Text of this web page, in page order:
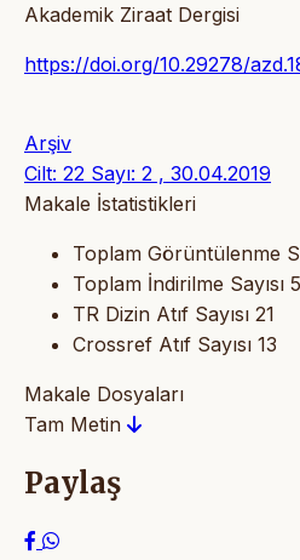
Akademik Ziraat Dergisi
https://doi.org/10.29278/
Arşiv
Cilt: 22 Sayı: 2 , 30.04.2019
Makale İstatistikleri
Toplam Görüntülenme
Toplam İndirilme Sayısı
TR Dizin Atıf Sayısı 21
Crossref Atıf Sayısı 13
Makale Dosyaları
Tam Metin
Paylaş